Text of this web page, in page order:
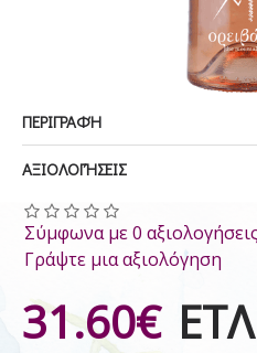
ΠΕΡΙΓΡΑΦΉ
ΑΞΙΟΛΟΓΉΣΕΙΣ
Σύμφωνα με 0
Γράψτε μια αξιολόγηση
31.60€